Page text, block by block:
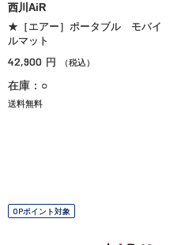
西川AiR
★［エアー］ポータブル モバイ
ルマット
42,900 円 （税込）
在庫：○
送料無料
OPポイント対象